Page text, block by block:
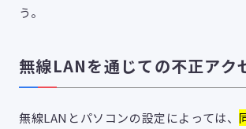
う。
無線LANを通じての不正アク
無線LANとパソコンの設定によっては、